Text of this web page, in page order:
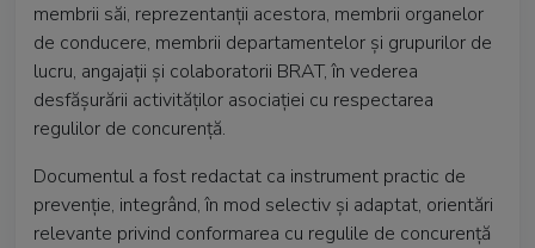
membrii săi, reprezentanții acestora, membrii organelor
de conducere, membrii departamentelor și grupurilor de
lucru, angajații și colaboratorii BRAT, în vederea
desfășurării activităților asociației cu respectarea
regulilor de concurență.
Documentul a fost redactat ca instrument practic de
prevenție, integrând, în mod selectiv și adaptat, orientări
relevante privind conformarea cu regulile de concurență